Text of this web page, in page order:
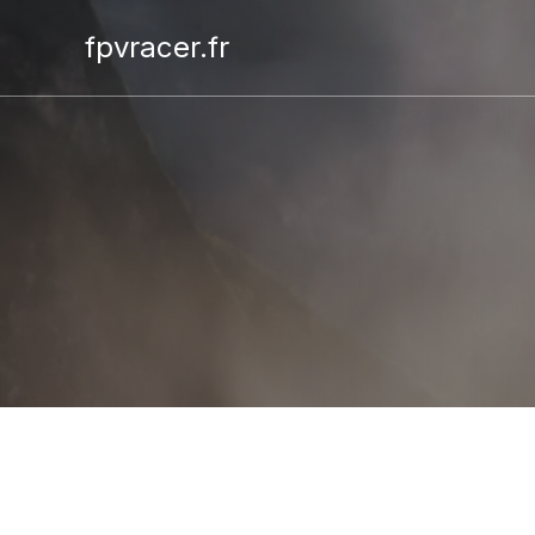
fpvracer.fr